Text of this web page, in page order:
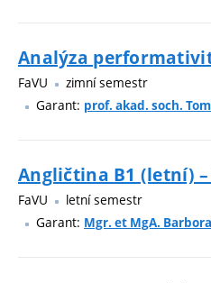
Analýza
FaVU
zimní semestr
Garant: prof. akad. soch.
Angličtina B1 (letní) –
FaVU
letní semestr
Garant: Mgr. et MgA.